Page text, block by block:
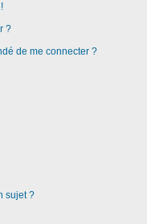
?
de me connecter ?
sujet ?